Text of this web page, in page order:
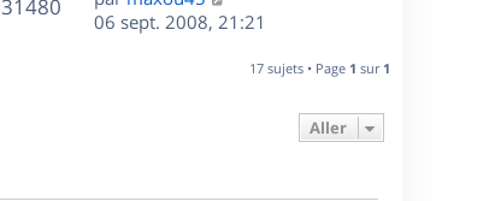
g
e
s
m
i
31480
e
06 sept. 2008, 21:21
17 sujets • Page 1 sur 1
Aller